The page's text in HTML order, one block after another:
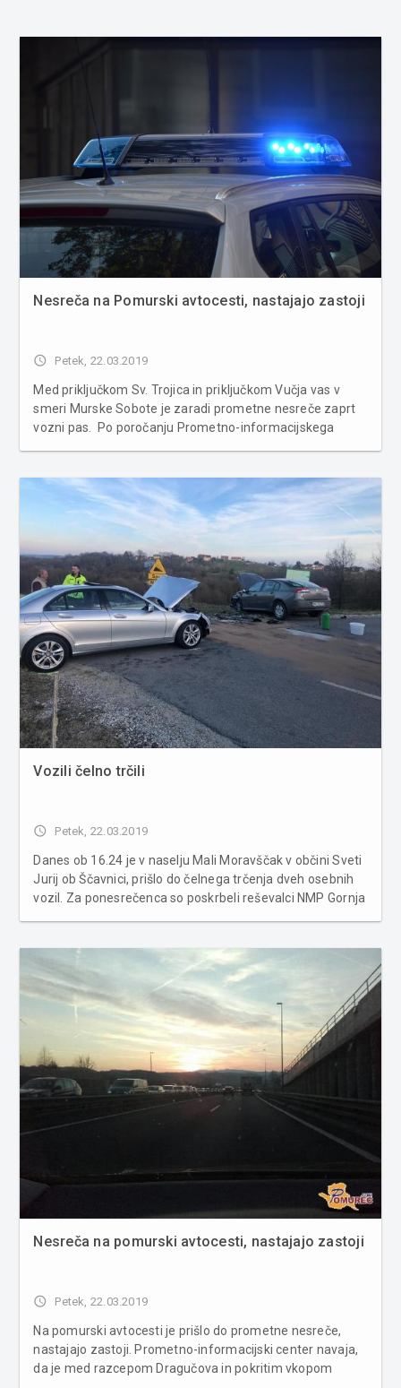
Nesreča na Pomurski avtocesti, nastajajo zastoji
access_time Petek, 22.03.2019
Med priključkom Sv. Trojica in priključkom Vučja vas v
smeri Murske Sobote je zaradi prometne nesreče zaprt
vozni pas. Po poročanju Prometno-informacijskega
Murske Sobote zaradi...
Vozili čelno trčili
access_time Petek, 22.03.2019
Danes ob 16.24 je v naselju Mali Moravščak v občini Sveti
Jurij ob Ščavnici, prišlo do čelnega trčenja dveh osebnih
vozil. Za ponesrečenca so poskrbeli reševalci NMP Gornja
Nesreča na pomurski avtocesti, nastajajo zastoji
access_time Petek, 22.03.2019
Na pomurski avtocesti je prišlo do prometne nesreče,
nastajajo zastoji. Prometno-informacijski center navaja,
da je med razcepom Dragučova in pokritim vkopom